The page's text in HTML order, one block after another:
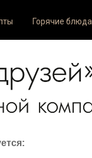
Горячие блюда